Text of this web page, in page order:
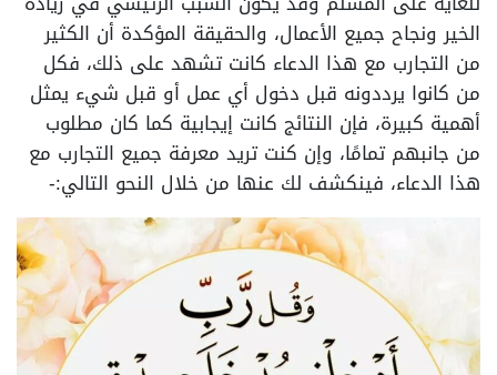
الخير ونجاح جميع الأعمال، والحقيقة المؤكدة أن الكثير
من التجارب مع هذا الدعاء كانت تشهد على ذلك، فكل
من كانوا يرددونه قبل دخول أي عمل أو قبل شيء يمثل
أهمية كبيرة، فإن النتائج كانت إيجابية كما كان مطلوب
من جانبهم تمامًا، وإن كنت تريد معرفة جميع التجارب مع
هذا الدعاء، فينكشف لك عنها من خلال النحو التالي:-